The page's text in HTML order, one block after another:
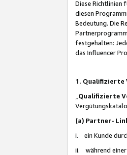
Diese Richtlinien
diesen
Bedeutung. Die
festgehalten:
das Influencer
1. Qualifizierte
Qualifizierte
(a) Partner-
i. ein Kunde
ii. während einer